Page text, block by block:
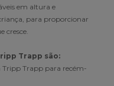
em altura e
para proporcionar
cresce.
Trapp são:
Tripp Trapp para recém-